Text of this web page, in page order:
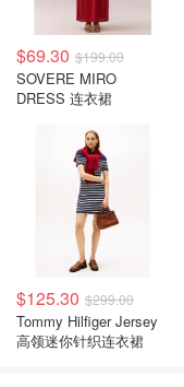
$69.30 $199.00
SOVERE MIRO
DRESS 连衣裙
$125.30 $299.00
Tommy Hilfiger Jersey
高领迷你针织连衣裙